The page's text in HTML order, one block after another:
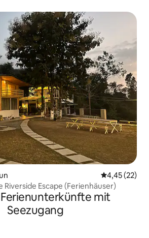
4,45 (22)
Riverside Escape (Ferienhäuser)
mit
Seezugang